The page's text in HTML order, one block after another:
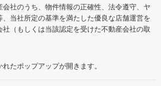
社のうち、物件情報の正確性、法令遵守、ヤ
当社所定の基準を満たした優良な店舗運営を
（もしくは当該認定を受けた不動産会社の取
たポップアップが開きます。